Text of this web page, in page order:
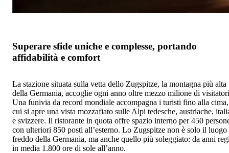
Superare sfide uniche e complesse, portando
affidabilità e comfort
La stazione situata sulla vetta dello Zugspitze, la montagna più alta
della Germania, accoglie ogni anno oltre mezzo milione di
Una funivia da record mondiale accompagna i turisti fino alla
cui si apre una vista mozzafiato sulle Alpi tedesche, austriache,
e svizzere. Il ristorante in quota offre spazio interno per 450
con ulteriori 850 posti all’esterno. Lo Zugspitze non è solo il luogo
freddo della Germania, ma anche quello più soleggiato: da anni
in media 1.800 ore di sole all’anno.